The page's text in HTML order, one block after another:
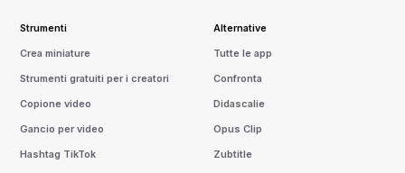
Strumenti
Crea miniature
Strumenti gratuiti per i creatori
Copione video
Gancio per video
Hashtag TikTok
Alternative
Tutte le app
Confronta
Didascalie
Opus Clip
Zubtitle